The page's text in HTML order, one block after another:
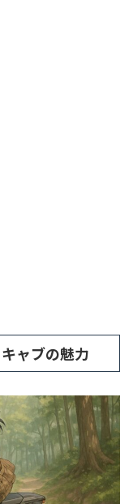
ャブの魅力